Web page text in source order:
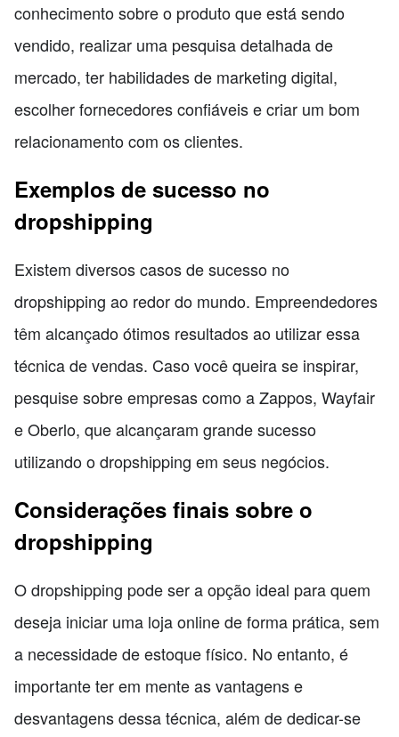
conhecimento sobre o produto que está sendo
vendido, realizar uma pesquisa detalhada de
mercado, ter habilidades de marketing digital,
escolher fornecedores confiáveis e criar um bom
relacionamento com os clientes.
Exemplos de sucesso no
dropshipping
Existem diversos casos de sucesso no
dropshipping ao redor do mundo. Empreendedores
têm alcançado ótimos resultados ao utilizar essa
técnica de vendas. Caso você queira se inspirar,
pesquise sobre empresas como a Zappos, Wayfair
e Oberlo, que alcançaram grande sucesso
utilizando o dropshipping em seus negócios.
Considerações finais sobre o
dropshipping
O dropshipping pode ser a opção ideal para quem
deseja iniciar uma loja online de forma prática, sem
a necessidade de estoque físico. No entanto, é
importante ter em mente as vantagens e
desvantagens dessa técnica, além de dedicar-se